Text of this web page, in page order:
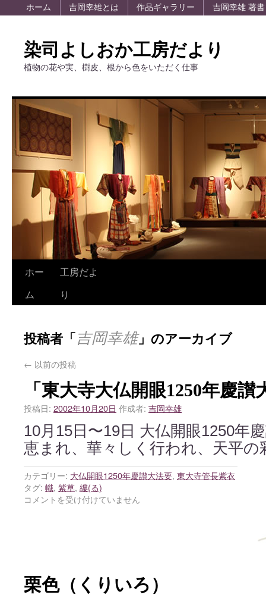
ホーム 吉岡幸雄とは 作品ギャラリー 吉岡幸雄 著書
染司よしおか工房だより
植物の花や実、樹皮、根から色をいただく仕事
ホー
ム
工房だよ
り
投稿者「吉岡幸雄」のアーカイブ
← 以前の投稿
「東大寺大仏開眼1250年慶
投稿日: 2002年10月20日 作成者: 吉岡幸雄
10月15日〜19日 大仏開眼1250年
恵まれ、華々しく行われ、天平
カテゴリー: 大仏開眼1250年慶讃大法要, 東大寺管長紫衣
タグ: 幟, 紫草, 縷(る)
コメントを受け付けていません
栗色（くりいろ）